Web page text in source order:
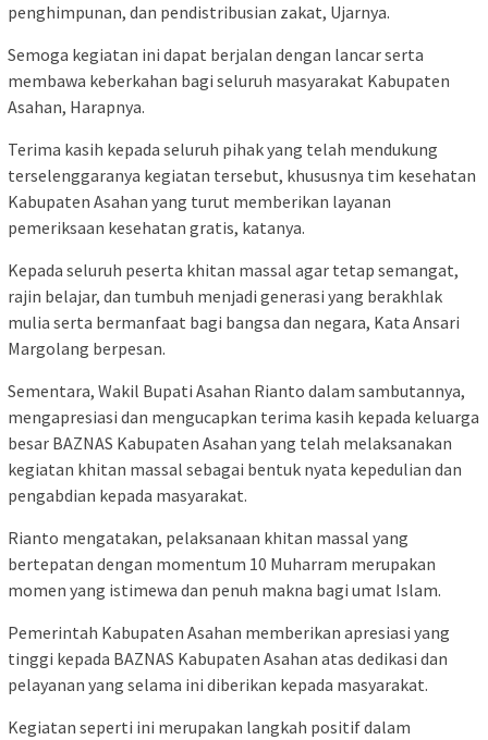
penghimpunan, dan pendistribusian zakat, Ujarnya.
Semoga kegiatan ini dapat berjalan dengan lancar serta
membawa keberkahan bagi seluruh masyarakat Kabupaten
Asahan, Harapnya.
Terima kasih kepada seluruh pihak yang telah mendukung
terselenggaranya kegiatan tersebut, khususnya tim kesehatan
Kabupaten Asahan yang turut memberikan layanan
pemeriksaan kesehatan gratis, katanya.
Kepada seluruh peserta khitan massal agar tetap semangat,
rajin belajar, dan tumbuh menjadi generasi yang berakhlak
mulia serta bermanfaat bagi bangsa dan negara, Kata Ansari
Margolang berpesan.
Sementara, Wakil Bupati Asahan Rianto dalam sambutannya,
mengapresiasi dan mengucapkan terima kasih kepada keluarga
besar BAZNAS Kabupaten Asahan yang telah melaksanakan
kegiatan khitan massal sebagai bentuk nyata kepedulian dan
pengabdian kepada masyarakat.
Rianto mengatakan, pelaksanaan khitan massal yang
bertepatan dengan momentum 10 Muharram merupakan
momen yang istimewa dan penuh makna bagi umat Islam.
Pemerintah Kabupaten Asahan memberikan apresiasi yang
tinggi kepada BAZNAS Kabupaten Asahan atas dedikasi dan
pelayanan yang selama ini diberikan kepada masyarakat.
Kegiatan seperti ini merupakan langkah positif dalam